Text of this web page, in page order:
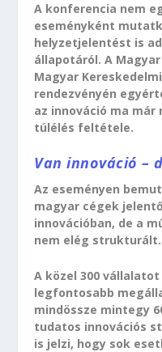
A konferencia nem
eseményként
helyzetjelentést is
állapotáról. A
Magyar
rendezvényén
az innováció ma már
túlélés feltétele.
Van innováció –
Az eseményen
magyar cégek
innovációban, de a
nem elég strukturált.
A közel 300
legfontosabb
mindössze mintegy
tudatos innovációs
is jelzi, hogy sok